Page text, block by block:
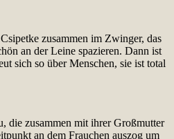
zusammen im Zwinger, das
an der Leine spazieren. Dann ist
sich so über Menschen, sie ist total
die zusammen mit ihrer Großmutter
an dem Frauchen auszog um